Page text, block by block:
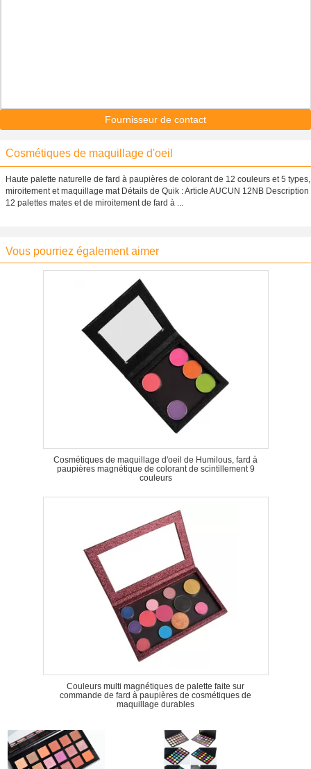
Fournisseur de contact
Cosmétiques de maquillage d'oeil
Haute palette naturelle de fard à paupières de colorant de 12 couleurs et 5 types,
miroitement et maquillage mat Détails de Quik : Article AUCUN 12NB Description
12 palettes mates et de miroitement de fard à ...
Vous pourriez également aimer
Cosmétiques de maquillage d'oeil de Humilous, fard à
paupières magnétique de colorant de scintillement 9
couleurs
Couleurs multi magnétiques de palette faite sur
commande de fard à paupières de cosmétiques de
maquillage durables